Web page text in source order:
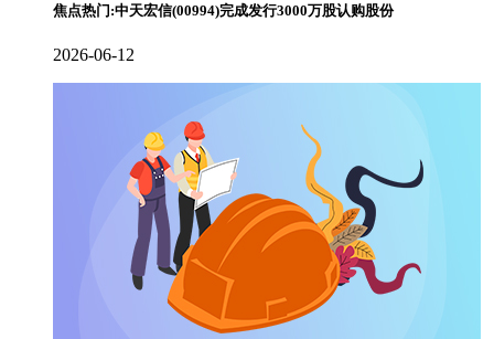
焦点热门:中天宏信(00994)完成发行3000万股认购股份
2026-06-12